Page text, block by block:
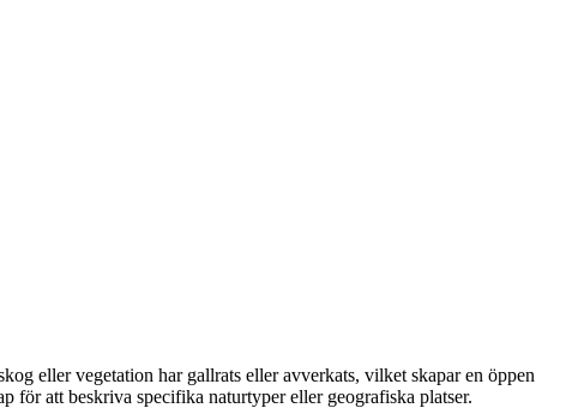
eller vegetation har gallrats eller avverkats, vilket skapar en öppen
för att beskriva specifika naturtyper eller geografiska platser.